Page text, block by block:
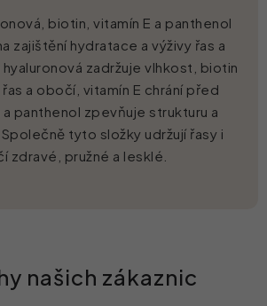
biotin, vitamín E a panthenol
zajištění hydratace a výživy řas a
zadržuje vlhkost, biotin
a obočí, vitamín E chrání před
panthenol zpevňuje strukturu a
tyto složky udržují řasy i
zdravé, pružné a lesklé.
našich zákaznic